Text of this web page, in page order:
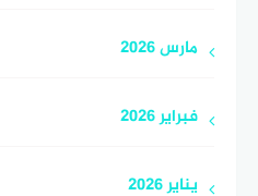
مارس 2026
فبراير 2026
يناير 2026